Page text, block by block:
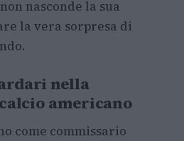
nasconde la sua
la vera sorpresa di
nella
americano
come commissario